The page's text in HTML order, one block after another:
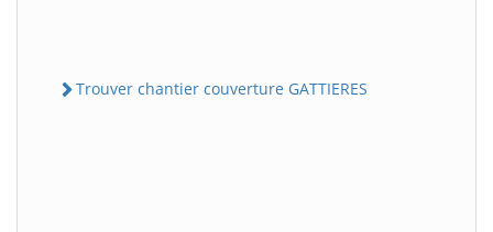
Trouver chantier couverture GATTIERES